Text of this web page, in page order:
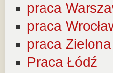
praca
praca
praca
Praca Łódź